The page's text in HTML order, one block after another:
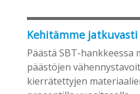
Kehitämme
Päästä SBT-hankkeessa
päästöjen
kierrätettyjen